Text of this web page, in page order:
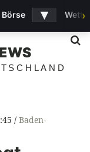
Baden-
Börse ▾ ›